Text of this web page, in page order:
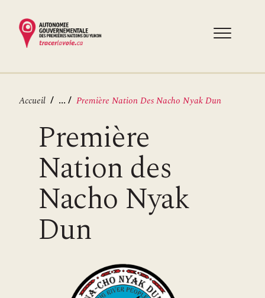
contenu
principal
Fil
d'Ariane
Accueil ... Première Nation Des Nacho Nyak Dun
Première
Nation des
Nacho Nyak
Dun